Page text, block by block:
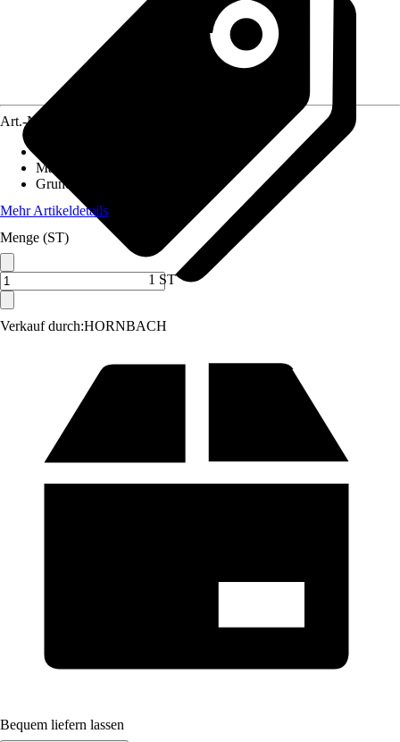
Verkauf durch:HORNBACH
Art.-Nr.
Material
Grundfarbe
Mehr Artikeldetails
Menge (ST)
1 ST
Bequem liefern lassen